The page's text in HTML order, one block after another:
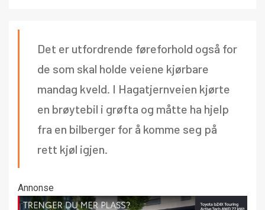
Det er utfordrende føreforhold også for
de som skal holde veiene kjørbare
mandag kveld. I Hagatjernveien kjørte
en brøytebil i grøfta og måtte ha hjelp
fra en bilberger for å komme seg på
rett kjøl igjen.
Annonse